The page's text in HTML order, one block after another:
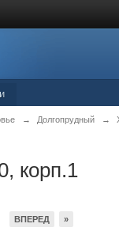
→ Долгопрудный →
корп.1
ВПЕРЕД »